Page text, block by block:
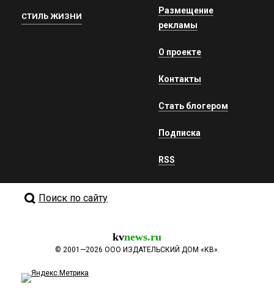
СТИЛЬ ЖИЗНИ
Размещение
рекламы
О проекте
Контакты
Стать блогером
Подписка
RSS
Поиск по сайту
kvnews.ru
© 2001—2026 ООО ИЗДАТЕЛЬСКИЙ ДОМ «КВ».